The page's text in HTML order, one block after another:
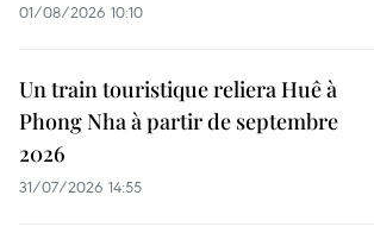
01/08/2026 10:10
Un train touristique reliera Huê à
Phong Nha à partir de septembre
2026
31/07/2026 14:55